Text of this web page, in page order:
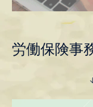
労働保険事